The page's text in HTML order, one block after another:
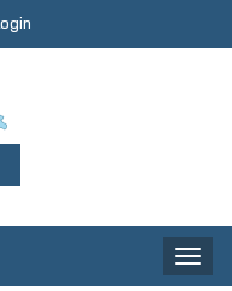
Toggle